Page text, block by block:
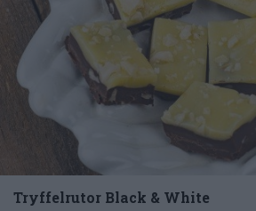
Tryffelrutor Black & White